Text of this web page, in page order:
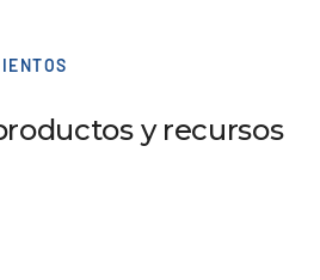
y recursos